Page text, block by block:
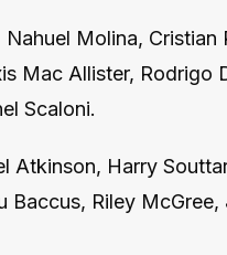
Molina,
Mac Allister, Rodrigo
Scaloni.
Atkinson, Harry
Baccus, Riley